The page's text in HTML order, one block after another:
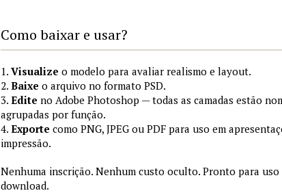
Como baixar e usar?
1. Visualize o modelo para avaliar realismo e layout.
2. Baixe o arquivo no formato PSD.
3. Edite no Adobe Photoshop — todas as camadas estão
agrupadas por função.
4. Exporte como PNG, JPEG ou PDF para uso em
impressão.
Nenhuma inscrição. Nenhum custo oculto. Pronto para
download.